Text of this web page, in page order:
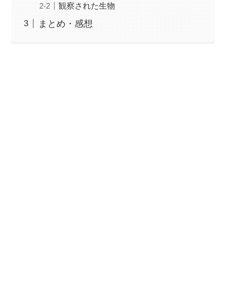
観察された生物
まとめ・感想